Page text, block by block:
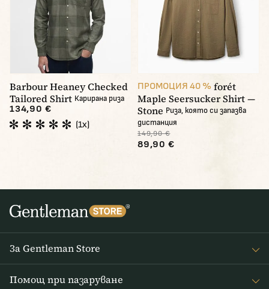
Barbour Heaney Checked
Tailored Shirt Карирана риза
134,90 €
(1x)
ПРОМОЦИЯ 40 % forét
Maple Seersucker Shirt —
Stone Риза, която си запазва
дистанция
149,90 €
89,90 €
За Gentleman Store
Помощ при пазаруване